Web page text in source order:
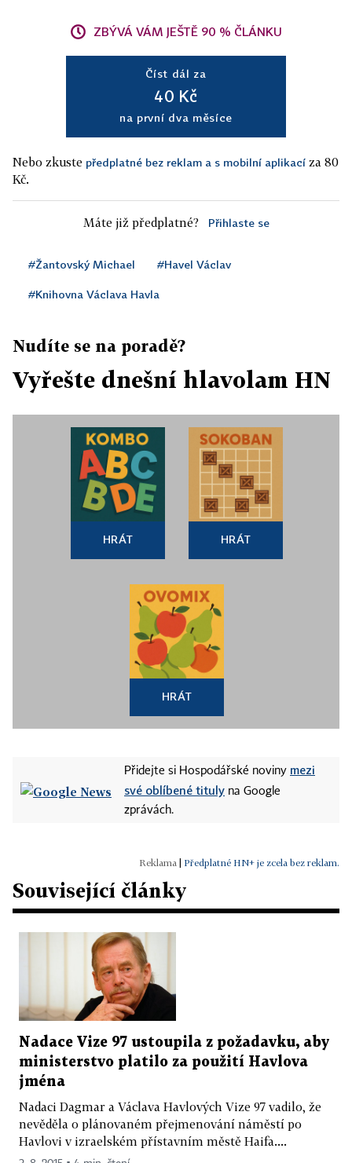
ZBÝVÁ VÁM JEŠTĚ 90 % ČLÁNKU
Číst dál za
40 Kč
na první dva měsíce
Nebo zkuste předplatné bez reklam a s mobilní aplikací za 80
Kč.
Máte již předplatné? Přihlaste se
#Žantovský Michael #Havel Václav
#Knihovna Václava Havla
Nudíte se na poradě?
Vyřešte dnešní hlavolam HN
HRÁT HRÁT
HRÁT
Přidejte si Hospodářské noviny mezi
své oblíbené tituly na Google
zprávách.
Předplatné HN+ je zcela bez reklam.
Související články
Nadace Vize 97 ustoupila z požadavku, aby
ministerstvo platilo za použití Havlova
jména
Nadaci Dagmar a Václava Havlových Vize 97 vadilo, že
nevěděla o plánovaném přejmenování náměstí po
Havlovi v izraelském přístavním městě Haifa....